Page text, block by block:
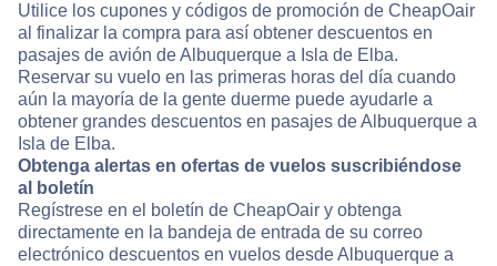
Utilice los cupones y códigos de promoción de CheapOair
al finalizar la compra para así obtener descuentos en
pasajes de avión de Albuquerque a Isla de Elba.
Reservar su vuelo en las primeras horas del día cuando
aún la mayoría de la gente duerme puede ayudarle a
obtener grandes descuentos en pasajes de Albuquerque a
Isla de Elba.
Obtenga alertas en ofertas de vuelos suscribiéndose
al boletín
Regístrese en el boletín de CheapOair y obtenga
directamente en la bandeja de entrada de su correo
electrónico descuentos en vuelos desde Albuquerque a